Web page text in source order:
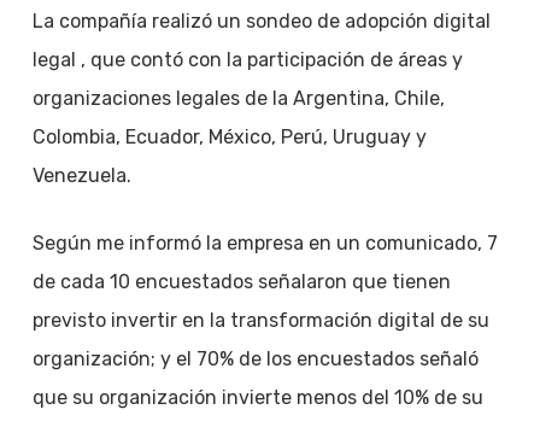
La compañía realizó un sondeo de adopción digital
legal , que contó con la participación de áreas y
organizaciones legales de la Argentina, Chile,
Colombia, Ecuador, México, Perú, Uruguay y
Venezuela.
Según me informó la empresa en un comunicado, 7
de cada 10 encuestados señalaron que tienen
previsto invertir en la transformación digital de su
organización; y el 70% de los encuestados señaló
que su organización invierte menos del 10% de su